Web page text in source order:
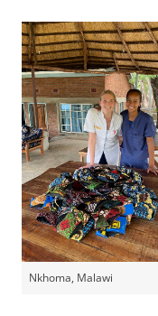
Nkhoma, Malawi